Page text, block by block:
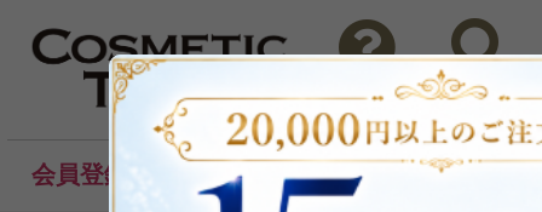
問い合わせ 検索
会員登録後のお買い物でポイントプレゼント！